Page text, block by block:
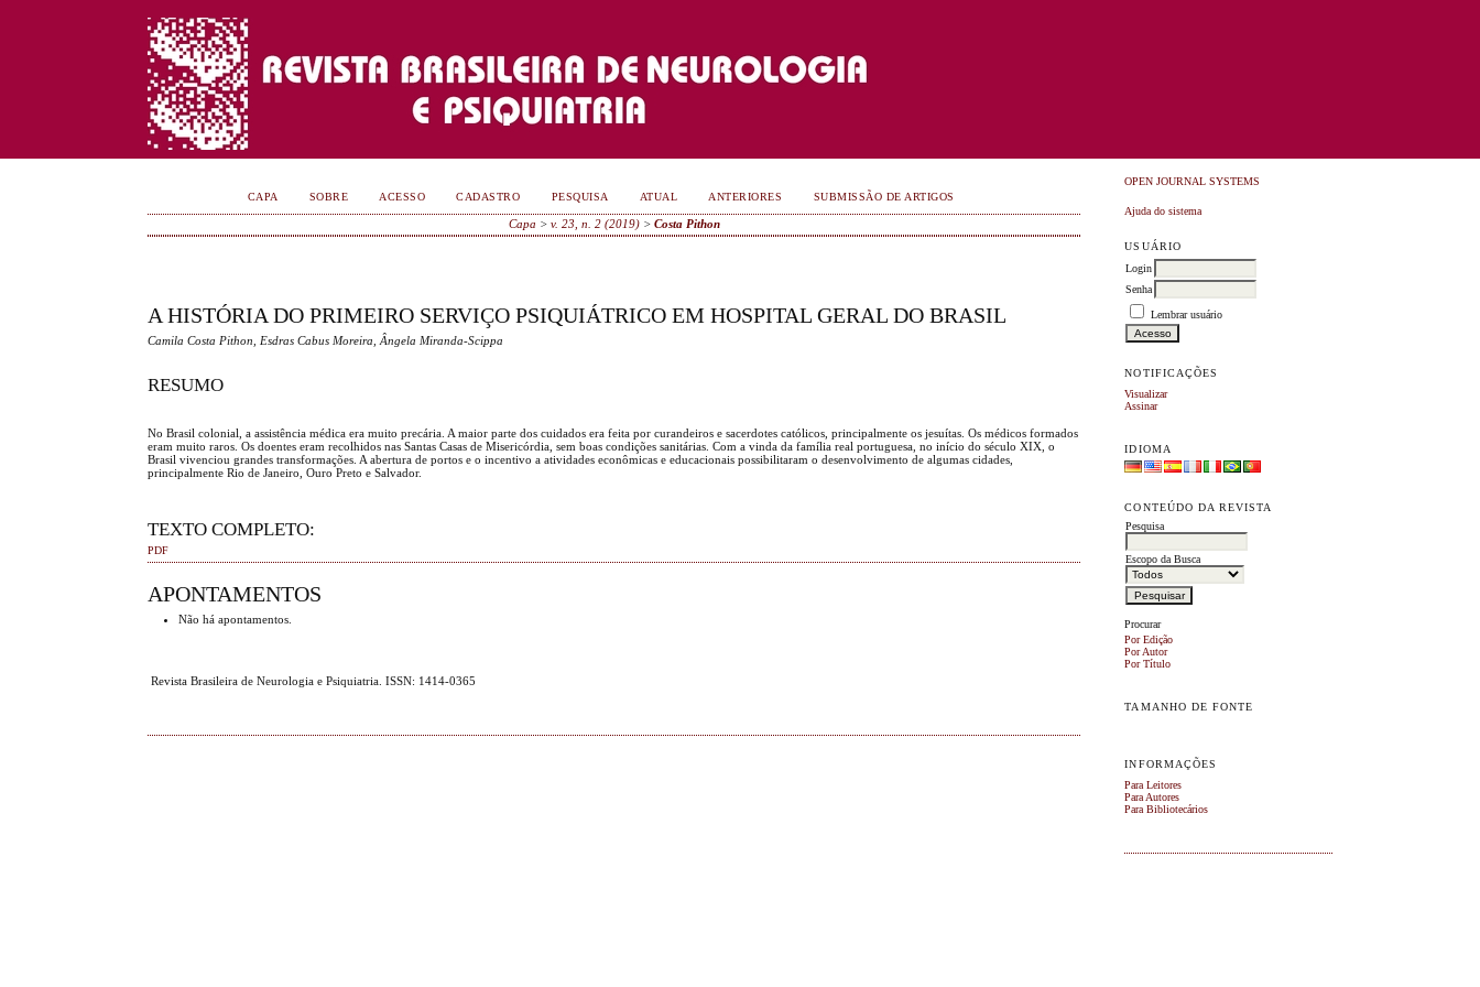
OPEN JOURNAL SYSTEMS
Ajuda do sistema
USUÁRIO
Login
Senha
Lembrar usuário
NOTIFICAÇÕES
Visualizar
Assinar
IDIOMA
CONTEÚDO DA REVISTA
Pesquisa
Escopo da Busca
Procurar
Por Edição
Por Autor
Por Título
TAMANHO DE FONTE
INFORMAÇÕES
Para Leitores
Para Autores
Para Bibliotecários
CAPA SOBRE ACESSO CADASTRO PESQUISA ATUAL ANTERIORES SUBMISSÃO DE ARTIGOS
Capa > v. 23, n. 2 (2019)> Costa Pithon
A HISTÓRIA DO PRIMEIRO SERVIÇO PSIQUIÁTRICO EM HOSPITAL GERAL DO BRASIL
Camila Costa Pithon, Esdras Cabus Moreira, Ângela Miranda-Scippa
RESUMO
No Brasil colonial, a assistência médica era muito precária. A maior parte dos cuidados era feita por curandeiros e sacerdotes católicos, principalmente os jesuítas. Os médicos formados
eram muito raros. Os doentes eram recolhidos nas Santas Casas de Misericórdia, sem boas condições sanitárias. Com a vinda da família real portuguesa, no início do século XIX, o
Brasil vivenciou grandes transformações. A abertura de portos e o incentivo a atividades econômicas e educacionais possibilitaram o desenvolvimento de algumas cidades,
principalmente Rio de Janeiro, Ouro Preto e Salvador.
TEXTO COMPLETO:
PDF
APONTAMENTOS
Não há apontamentos.
Revista Brasileira de Neurologia e Psiquiatria. ISSN: 1414-0365